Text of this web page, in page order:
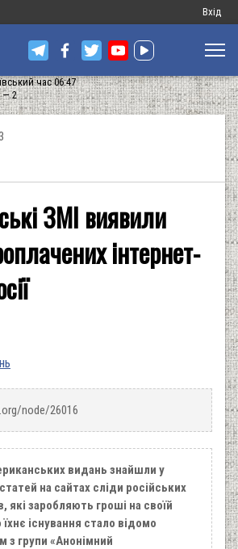
Меню
запису
Вхід
час 06:47
— 2
ЗМІ виявили
інтернет-
node/26016
видань знайшли у
на сайтах сліди російських
які заробляють гроші на своїй
існування стало відомо
з групи «Анонімний